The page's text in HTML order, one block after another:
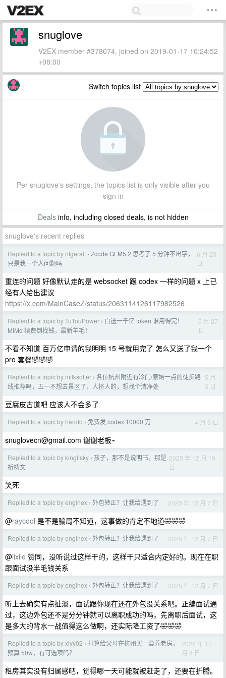
snuglove
V2EX member #378074, joined on 2019-01-17 10:24:52
+08:00
Switch topics list
Per snuglove's settings, the topics list is only visible after you
sign in
Dealsinfo, including closed deals, is not hidden
snuglove's recent replies
Replied to a topic by ntgeralt › Zcode GLM5.2 思考了 5 分钟不出字，
只是我一个人问题吗
6 月 23
日
重连的问题 好像默认走的是 websocket 跟 codex 一样的问题 x 上已
经有人给出建议
https://x.com/MainCaseZ/status/2063114126117982526
Replied to a topic by TuTouPower › 白送一千亿 token 谁用得完！
MiMo 续费倒找钱，最新羊毛！
5 月 27
日
不看不知道 百万亿申请的我明明 15 号就用完了 怎么又送了我一个
pro 套餐🤣🤣🤣
Replied to a topic by milksofter › 各位杭州附近有冷门/原始一点的徒步路
线推荐吗，五一不想去景区了，人挤人的，想找个清净处
5 月
3 日
豆腐皮古道吧 应该人不会多了
Replied to a topic by hardto › 免费发 codex 10000 刀 4 月 6 日
snuglovecn@gmail.com 谢谢老板~
Replied to a topic by kinglisky › 孩子，那不是说明书，那是
祈祷文
2025 年 12 月 19
日
笑死
Replied to a topic by enginex › 外包转正？让我给遇到了 2025 年 12 月 7 日
@raycool 是不是骗局不知道，这事做的肯定不地道🤣🤣🤣
Replied to a topic by enginex › 外包转正？让我给遇到了 2025 年 12 月 7 日
@lixile 赞同，没听说过这样干的，这样干只适合内定好的。现在在职
跟面试没半毛钱关系
Replied to a topic by enginex › 外包转正？让我给遇到了 2025 年 12 月 7 日
听上去确实有点扯淡，面试跟你现在还在外包没关系吧。正编面试通
过，这边外包还不是分分钟就可以离职成功的吗，先离职后面试，这
是多大的背水一战值得这么做啊，还实际降工资了🤣🤣🤣
Replied to a topic by xiyy02 › 打算给父母在杭州买一套养老房，
预算 50w，有可选项吗？
2025 年 11
月 8 日
租房其实没有归属感吧，觉得哪一天可能就被赶走了，还要在折腾。